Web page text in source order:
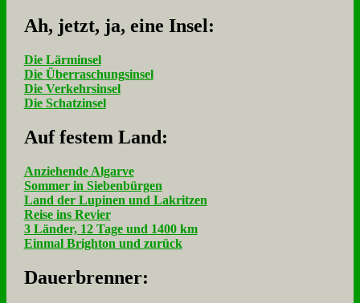
Ah, jetzt, ja, ei­ne In­sel:
Die Lärminsel
Die Überraschungsinsel
Die Verkehrsinsel
Die Schatzinsel
Auf fe­stem Land:
Anziehende Algarve
Sommer in Siebenbürgen
Land der Lupinen und Lakritzen
Reise ins Revier
3 Länder, 12 Tage und 1400 km
Einmal Brighton und zurück
Dau­er­bren­ner: